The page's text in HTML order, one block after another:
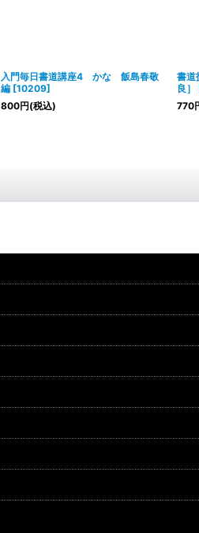
入門毎日書道講座4 かな 飯島春敬
編 [10209]
800円(税込)
書道
良］
770